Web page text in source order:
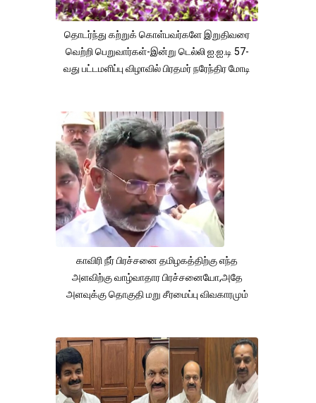
தொடர்ந்து கற்றுக் கொள்பவர்களே இறுதிவரை
வெற்றி பெறுவார்கள்-இன்று டெல்லி ஐ.ஐ.டி 57-
வது பட்டமளிப்பு விழாவில் பிரதமர் நரேந்திர மோடி
காவிரி நீர் பிரச்சனை தமிழகத்திற்கு எந்த
அளவிற்கு வாழ்வாதார பிரச்சனையோ,அதே
அளவுக்கு தொகுதி மறு சீரமைப்பு விவகாரமும்